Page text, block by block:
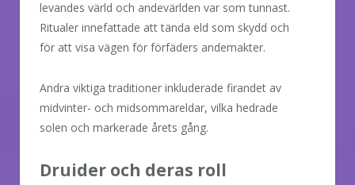
levandes värld och andevärlden var som tunnast.
Ritualer innefattade att tända eld som skydd och
för att visa vägen för förfäders andemakter.
Andra viktiga traditioner inkluderade firandet av
midvinter- och midsommareldar, vilka hedrade
solen och markerade årets gång.
Druider och deras roll